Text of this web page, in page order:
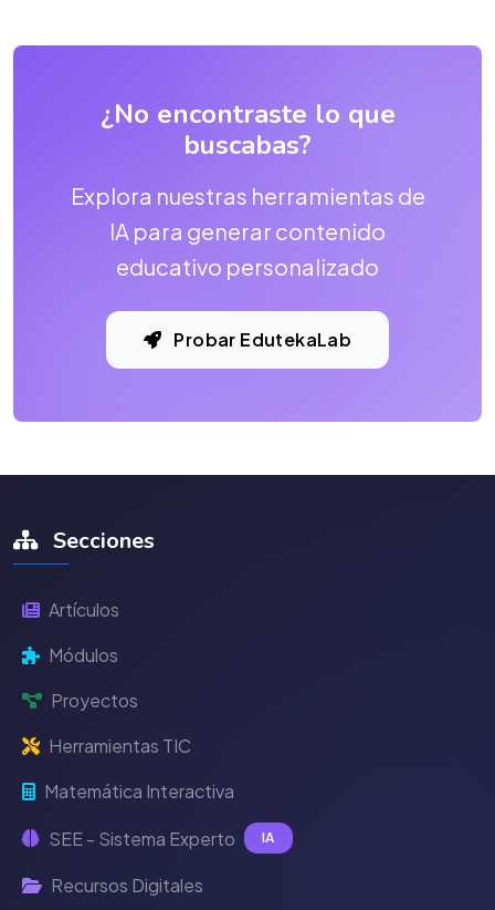
¿No encontraste lo que
buscabas?
Explora nuestras herramientas de
IA para generar contenido
educativo personalizado
Probar EdutekaLab
Secciones
Artículos
Módulos
Proyectos
Herramientas TIC
Matemática Interactiva
SEE - Sistema Experto IA
Recursos Digitales